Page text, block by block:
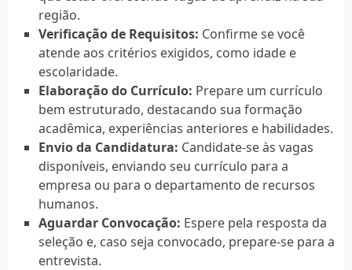
região.
Verificação de Requisitos: Confirme se você
atende aos critérios exigidos, como idade e
escolaridade.
Elaboração do Currículo: Prepare um currículo
bem estruturado, destacando sua formação
acadêmica, experiências anteriores e habilidades.
Envio da Candidatura: Candidate-se às vagas
disponíveis, enviando seu currículo para a
empresa ou para o departamento de recursos
humanos.
Aguardar Convocação: Espere pela resposta da
seleção e, caso seja convocado, prepare-se para a
entrevista.